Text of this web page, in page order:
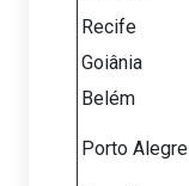
Recife
Goiânia
Belém
Porto Alegre